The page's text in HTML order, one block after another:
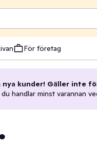
För företag
kunder! Gäller inte
handlar minst varannan